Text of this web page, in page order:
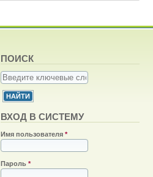
ПОИСК
Введите ключевые слова для поиска
ВХОД В СИСТЕМУ
Имя пользователя *
Пароль *